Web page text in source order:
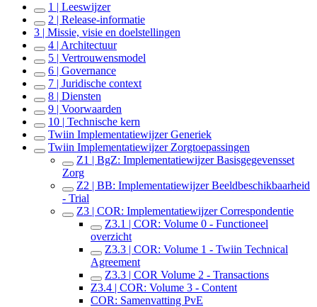
1 | Leeswijzer
2 | Release-informatie
3 | Missie, visie en doelstellingen
4 | Architectuur
5 | Vertrouwensmodel
6 | Governance
7 | Juridische context
8 | Diensten
9 | Voorwaarden
10 | Technische kern
Twiin Implementatiewijzer Generiek
Twiin Implementatiewijzer Zorgtoepassingen
Z1 | BgZ: Implementatiewijzer Basisgegevensset
Zorg
Z2 | BB: Implementatiewijzer Beeldbeschikbaarheid
- Trial
Z3 | COR: Implementatiewijzer Correspondentie
Z3.1 | COR: Volume 0 - Functioneel
overzicht
Z3.3 | COR: Volume 1 - Twiin Technical
Agreement
Z3.3 | COR Volume 2 - Transactions
Z3.4 | COR: Volume 3 - Content
COR: Samenvatting PvE